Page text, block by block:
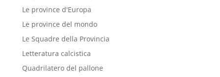
Le province d'Europa
Le province del mondo
Le Squadre della Provincia
Letteratura calcistica
Quadrilatero del pallone